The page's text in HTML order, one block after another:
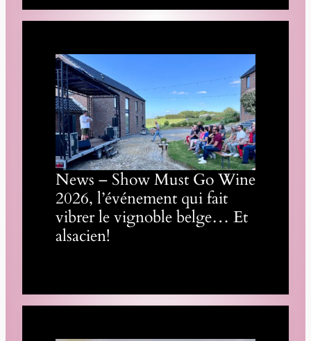
News – Show Must Go Wine
2026, l’événement qui fait
vibrer le vignoble belge… Et
alsacien!